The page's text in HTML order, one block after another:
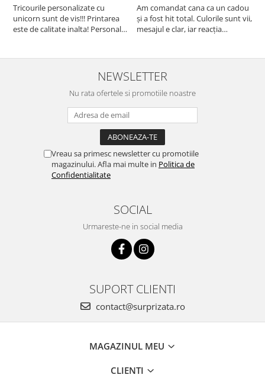
Tricourile personalizate cu
unicorn sunt de vis!!! Printarea
este de calitate inalta! Personalul
purtam cu drag la aniversate
Am comandat cana ca un cadou
și a fost hit total. Culorile sunt vii,
mesajul e clar, iar reacția
NEWSLETTER
Nu rata ofertele si promotiile noastre
Vreau sa primesc newsletter cu promotiile
magazinului. Afla mai multe in Politica de
Confidentialitate
SOCIAL
Urmareste-ne in social media
SUPORT CLIENTI
contact@surprizata.ro
MAGAZINUL MEU
CLIENTI